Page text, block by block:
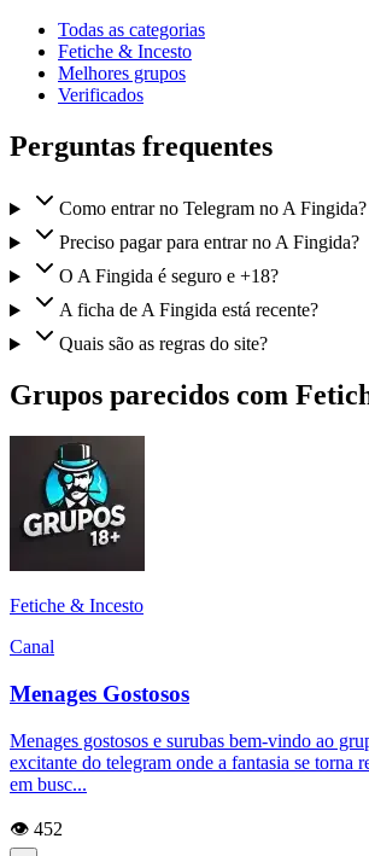
Todas as categorias
Fetiche & Incesto
Melhores grupos
Verificados
Perguntas frequentes
Como entrar no Telegram no A Fingida?
Preciso pagar para entrar no A Fingida?
O A Fingida é seguro e +18?
A ficha de A Fingida está recente?
Quais são as regras do site?
Grupos parecidos com
Fetiche & Incesto
Canal
Menages Gostosos
Menages gostosos e surubas bem-vindo ao
excitante do telegram onde a fantasia se torna
em busc...
👁️ 452